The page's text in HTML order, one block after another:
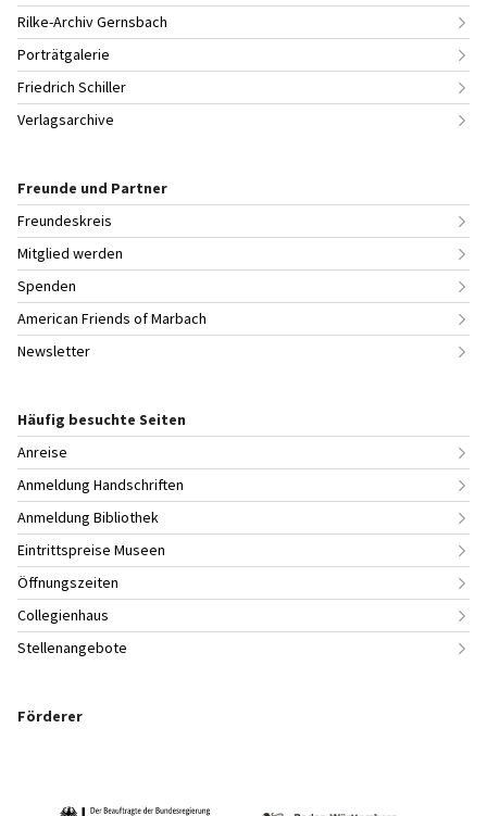
Rilke-Archiv Gernsbach
Porträtgalerie
Friedrich Schiller
Verlagsarchive
Freunde und Partner
Freundeskreis
Mitglied werden
Spenden
American Friends of Marbach
Newsletter
Häufig besuchte Seiten
Anreise
Anmeldung Handschriften
Anmeldung Bibliothek
Eintrittspreise Museen
Öffnungszeiten
Collegienhaus
Stellenangebote
Förderer